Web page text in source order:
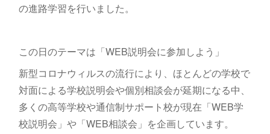
の進路学習を行いました。
この日のテーマは「WEB説明会に参加しよう」
新型コロナウィルスの流行により、ほとんどの学校で
対面による学校説明会や個別相談会が延期になる中、
多くの高等学校や通信制サポート校が現在「WEB学
校説明会」や「WEB相談会」を企画しています。